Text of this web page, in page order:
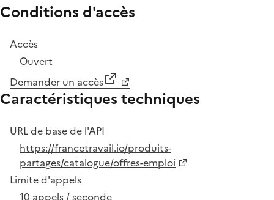
Conditions d'accès
Accès
Ouvert
Demander un accès
Caractéristiques techniques
URL de base de l'API
https://francetravail.io/produits-
partages/catalogue/offres-emploi
Limite d'appels
10 appels / seconde